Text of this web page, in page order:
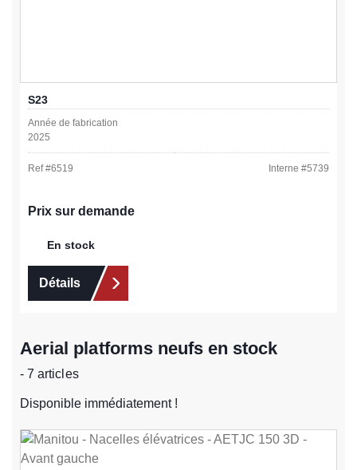
S23
Année de fabrication
2025
Ref #6519 Interne #5739
Prix sur demande
En stock
Détails
Aerial platforms neufs en stock
- 7 articles
Disponible immédiatement !